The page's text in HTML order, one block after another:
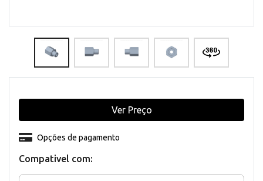
Compativel com:
Opções de pagamento
Ver Preço